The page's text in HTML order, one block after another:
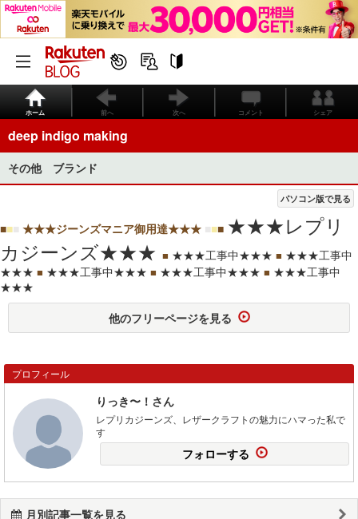
ホーム 前へ 次へ コメント シェア
deep indigo making
その他 ブランド
パソコン版で見る
■■ ★★★ジーンズマニア御用達★★★ ■■ ★★★レプリ
カジーンズ★★★ ■ ★★★工事中★★★ ■ ★★★工事中
★★★ ■ ★★★工事中★★★ ■ ★★★工事中★★★ ■ ★★★工事中
★★★
他のフリーページを見る
プロフィール
りっき〜！さん
レプリカジーンズ、レザークラフトの魅力にハマった私で
す
フォローする
月別記事一覧を見る